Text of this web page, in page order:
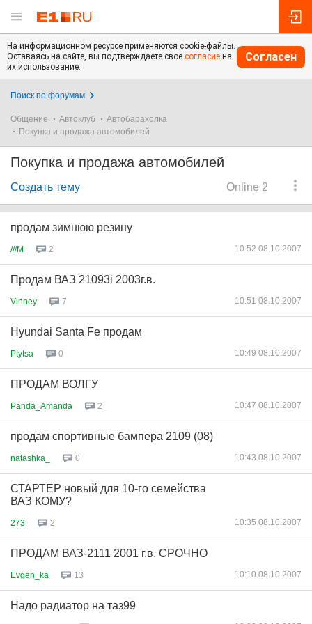
На информационном ресурсе применяются cookie-файлы.
Оставаясь на сайте, вы подтверждаете свое согласие на
их использование.
Согласен
Поиск по форумам
Общение Автоклуб
Автобарахолка
Покупка и продажа автомобилей
Покупка и продажа автомобилей
Online 2
Создать тему
продам зимнюю резину
///M 2 10:52 08.10.2007
Продам ВАЗ 21093i 2003г.в.
Vinney 7 10:51 08.10.2007
Hyundai Santa Fe продам
Ptytsa 0 10:49 08.10.2007
ПРОДАМ ВОЛГУ
Panda_Amanda 2 10:47 08.10.2007
продам спортивные бампера 2109 (08)
natashka_ 0 10:43 08.10.2007
СТАРТЁР новый для 10-го семейства
ВАЗ КОМУ?
273 2 10:35 08.10.2007
ПРОДАМ ВАЗ-2111 2001 г.в. СРОЧНО
Evgen_ka 13 10:10 08.10.2007
Надо радиатор на таз99